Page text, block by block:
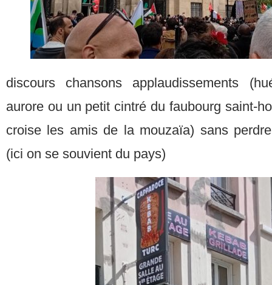
discours chansons applaudissements
aurore ou un petit cintré du faubourg saint-
croise les amis de la mouzaïa) sans
(ici on se souvient du pays)